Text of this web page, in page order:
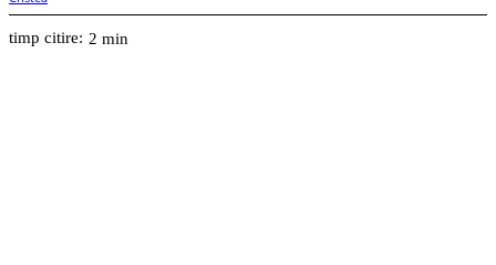
timp citire: 2 min